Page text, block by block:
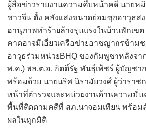
ผู้สื่อข่าวรายงานความคืบหน้าคดี นายหมิ
ชาวจีน ตั้ง คลังแสงขนาดย่อมซุกอาวุธสง
อานุภาพทำร้ายล้างรุนแรงในบ้านพักเขต
คาดอาจมีเอี่ยวเครือข่ายอาชญากรข้าม
อาวุธร่วมหน่วยBHQ ของกัมพูชาหลังจา
พ.ค.) พล.ต.อ. กิตติ์รัฐ พันธุ์เพ็ชร์ ผู้บัญชา
พร้อมด้วย นายนริศ นิรามัยวงศ์ ผู้ว่าราช
หน้าที่ตำรวจและหน่วยงานด้านความมั่น
พื้นที่ติดตามคดีที่ สภ.นาจอมเทียน พร้อมสั่
ผลในทุกมิติ